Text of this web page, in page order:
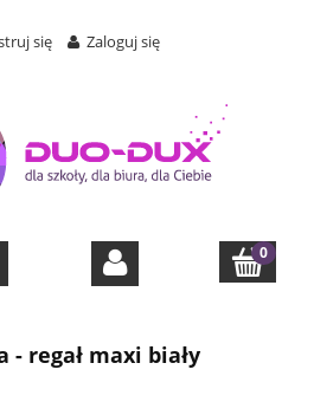
się Zaloguj się
- regał maxi biały